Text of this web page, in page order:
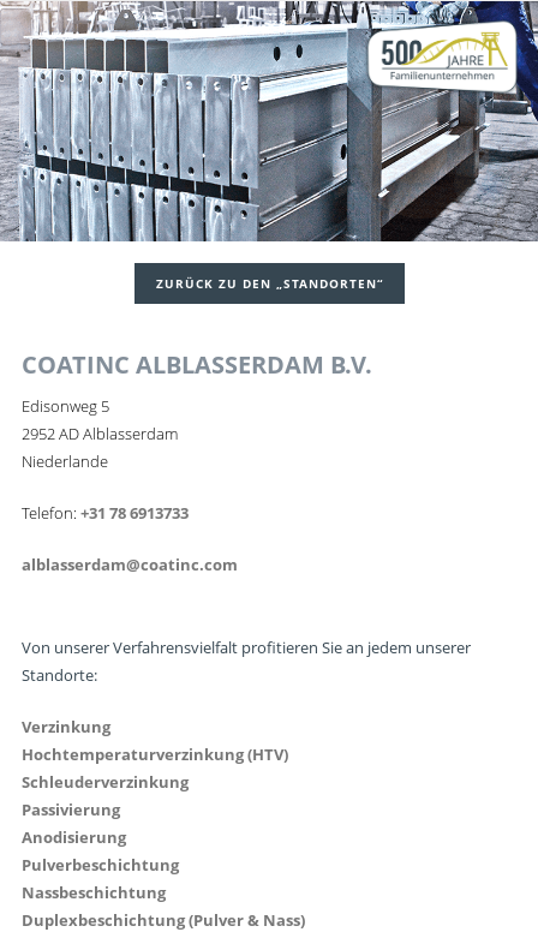
ZURÜCK ZU DEN „STANDORTEN“
COATINC ALBLASSERDAM B.V.
Edisonweg 5
2952 AD Alblasserdam
Niederlande
Telefon: +31 78 6913733
alblasserdam@coatinc.com
Von unserer Verfahrensvielfalt profitieren Sie an jedem unserer
Standorte:
Verzinkung
Hochtemperaturverzinkung (HTV)
Schleuderverzinkung
Passivierung
Anodisierung
Pulverbeschichtung
Nassbeschichtung
Duplexbeschichtung (Pulver & Nass)